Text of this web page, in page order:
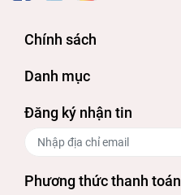
Chính sách
Danh mục
Đăng ký nhận tin
Phương thức thanh toán